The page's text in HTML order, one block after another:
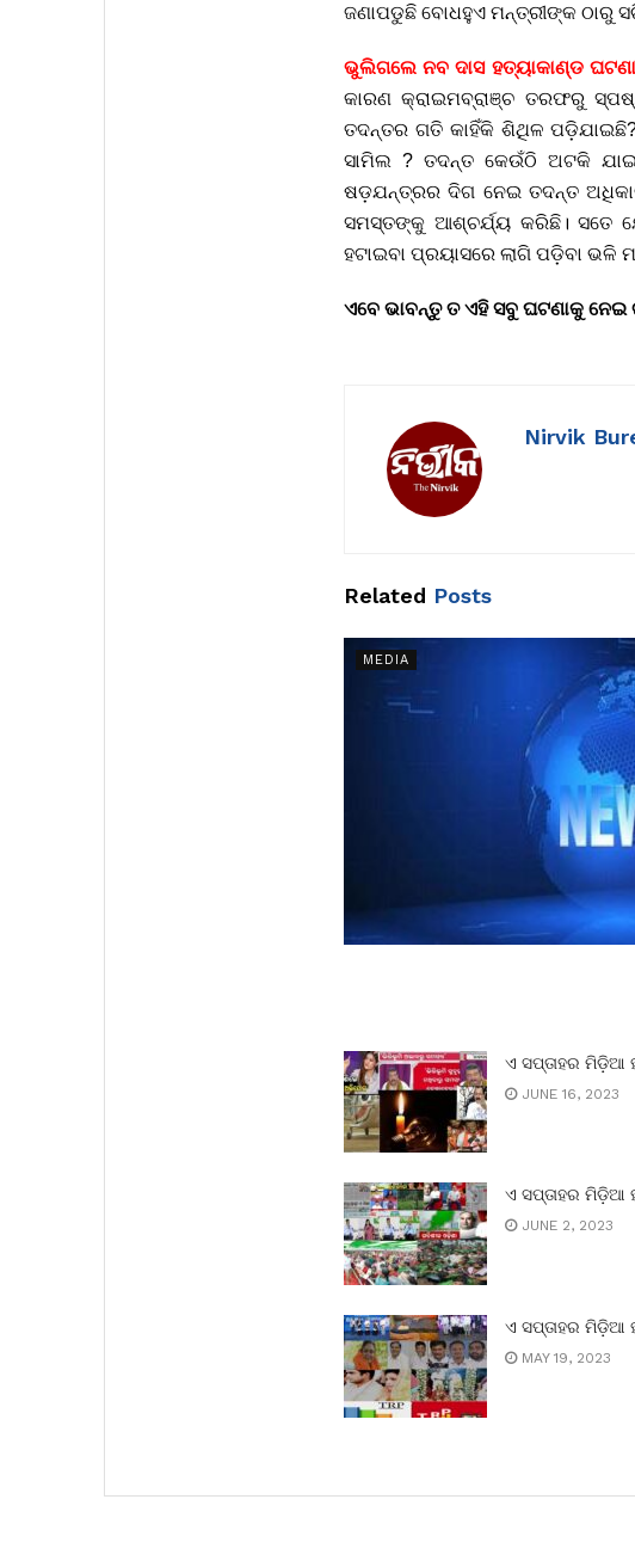
ଜଣାପଡୁଛି ବୋଧହୁଏ ମନ୍ତ୍ରୀଙ୍କ ଠାରୁ
ଭୁଲିଗଲେ ନବ ଦାସ ହତ୍ୟାକାଣ୍ଡ
କାରଣ କ୍ରାଇମବ୍ରାଞ୍ଚ ତରଫରୁ
ତଦନ୍ତର ଗତି କାହିଁକି ଶିଥିଳ
ସାମିଲ ? ତଦନ୍ତ କେଉଁଠି ଅଟକି
ଷଡ଼ଯନ୍ତ୍ରର ଦିଗ ନେଇ ତଦନ୍ତ
ସମସ୍ତଙ୍କୁ ଆଶ୍ଚର୍ଯ୍ୟ କରିଛି। ସତେ
ହଟାଇବା ପ୍ରୟାସରେ ଲାଗି ପଡ଼ିବା ଭଳି
ଏବେ ଭାବନ୍ତୁ ତ ଏହି ସବୁ ଘଟଣାକୁ
Nirvik
Related Posts
MEDIA
ଏ ସପ୍ତାହର ମିଡ଼ିଆ
JUNE 16, 2023
ଏ ସପ୍ତାହର ମିଡ଼ିଆ
JUNE 2, 2023
ଏ ସପ୍ତାହର ମିଡ଼ିଆ
MAY 19, 2023